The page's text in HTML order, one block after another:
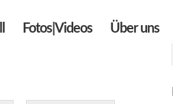
Fotos|Videos Über uns